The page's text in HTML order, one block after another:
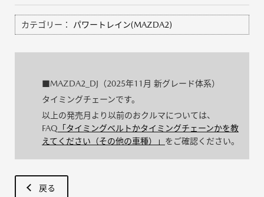
カテゴリー： パワートレイン(MAZDA2)
■MAZDA2_DJ（2025年11月 新グレード体系）
タイミングチェーンです。
以上の発売月より以前のおクルマについては、
FAQ 「タイミングベルトかタイミングチェーンかを教
えてください（その他の車種）」 をご確認ください。
戻る